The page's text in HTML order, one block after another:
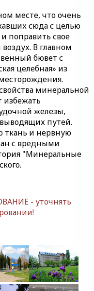
месте, что очень
сюда с целью
поправить свое
В главном
бювет с
целебная» из
минеральной
избежать
железы,
путей.
ткань и нервную
с вредными
"Минеральные
- уточнять